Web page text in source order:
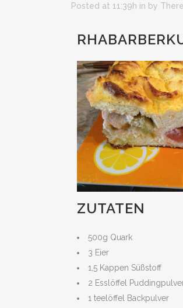
Posted at 11:39h in by
ZUTATEN
500g Quark
3 Eier
1,5 Kappen Süßstoff
2 Esslöffel
1 teelöffel Backpulver